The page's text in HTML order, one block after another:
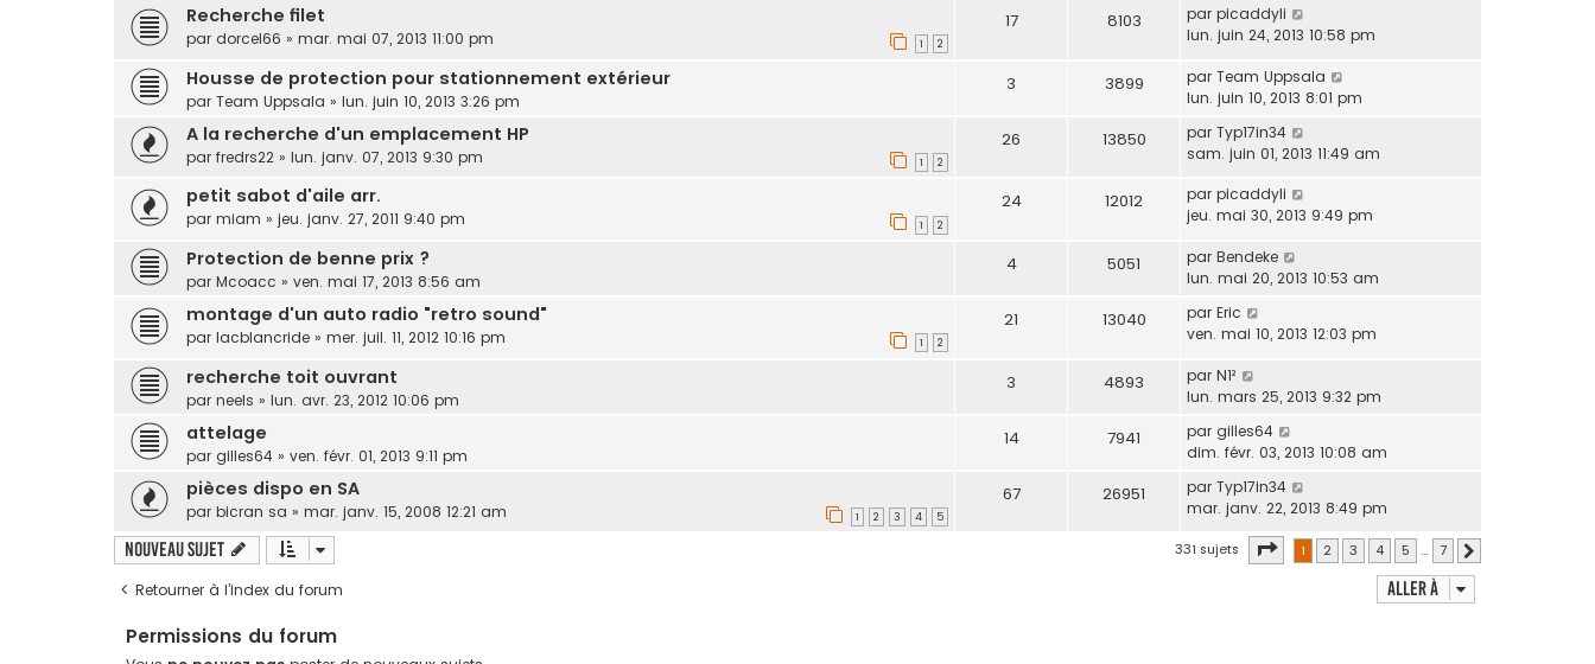
Recherche filet
par dorcel66 » mar. mai 07, 2013 11:00 pm 1 2
17 8103 par picaddyli
lun. juin 24, 2013 10:58 pm
Housse de protection pour stationnement extérieur
par Team Uppsala » lun. juin 10, 2013 3:26 pm
3 3899 par Team Uppsala
lun. juin 10, 2013 8:01 pm
A la recherche d'un emplacement HP
par fredrs22 » lun. janv. 07, 2013 9:30 pm 1 2
26 13850 par Typ17in34
sam. juin 01, 2013 11:49 am
petit sabot d'aile arr.
par miam » jeu. janv. 27, 2011 9:40 pm 1 2
24 12012 par picaddyli
jeu. mai 30, 2013 9:49 pm
Protection de benne prix ?
par Mcoacc » ven. mai 17, 2013 8:56 am
4 5051 par Bendeke
lun. mai 20, 2013 10:53 am
montage d'un auto radio "retro sound"
par lacblancride » mer. juil. 11, 2012 10:16 pm 1 2
21 13040 par Eric
ven. mai 10, 2013 12:03 pm
recherche toit ouvrant
par neels » lun. avr. 23, 2012 10:06 pm
3 4893 par N1²
lun. mars 25, 2013 9:32 pm
attelage
par gilles64 » ven. févr. 01, 2013 9:11 pm
14 7941 par gilles64
dim. févr. 03, 2013 10:08 am
pièces dispo en SA
par bicran sa » mar. janv. 15, 2008 12:21 am 1 2 3 4 5
67 26951 par Typ17in34
mar. janv. 22, 2013 8:49 pm
Nouveau sujet 331 sujets Page sur 7
1 2 3 4 5 … 7
Retourner à l’index du forum Aller à
Permissions du forum